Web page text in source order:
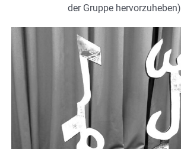
der Gruppe hervorzuheben)